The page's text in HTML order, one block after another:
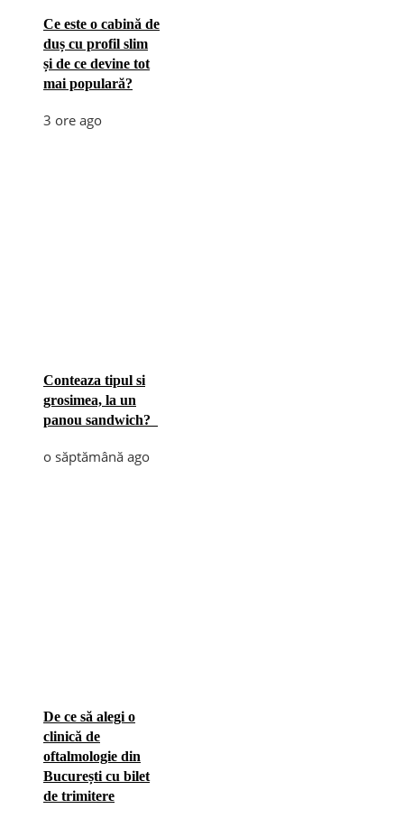
Ce este o cabină de
duș cu profil slim
și de ce devine tot
mai populară?
3 ore ago
Conteaza tipul si
grosimea, la un
panou sandwich?
o săptămână ago
De ce să alegi o
clinică de
oftalmologie din
București cu bilet
de trimitere